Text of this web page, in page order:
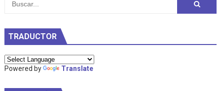
TRADUCTOR
Powered by Translate